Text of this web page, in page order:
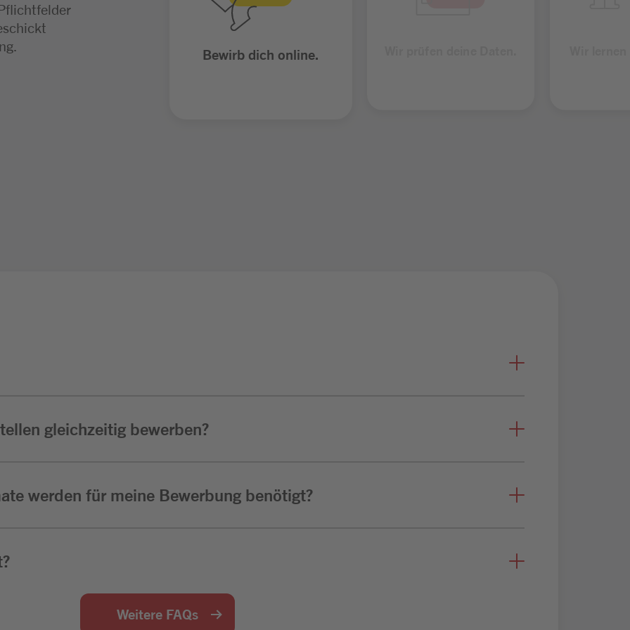
Fällen
einer
darüber
Bewirb dich online.
gleichzeitig bewerben?
werden für meine Bewerbung benötigt?
Weitere FAQs